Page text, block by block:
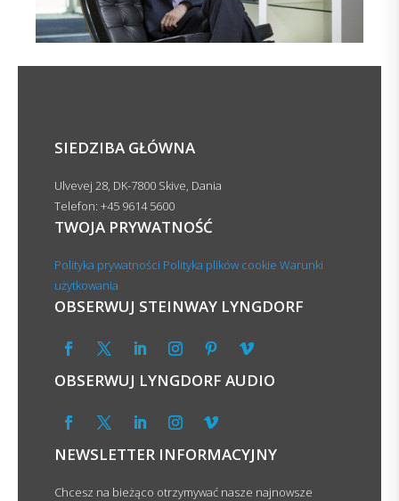
SIEDZIBA GŁÓWNA
Ulvevej 28, DK-7800 Skive, Dania
Telefon: +45 9614 5600
TWOJA PRYWATNOŚĆ
Polityka prywatności Polityka plików cookie Warunki
użytkowania
OBSERWUJ STEINWAY LYNGDORF
OBSERWUJ LYNGDORF AUDIO
NEWSLETTER INFORMACYJNY
Chcesz na bieżąco otrzymywać nasze najnowsze